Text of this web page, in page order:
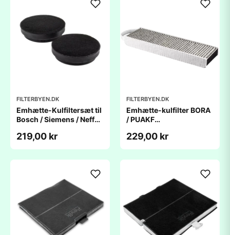
FILTERBYEN.DK
Emhætte-Kulfiltersæt til
Bosch / Siemens / NeffÂ
219,00 kr
FILTERBYEN.DK
Emhætte-kulfilter BORA
/ PUAKF
kompatibelt
229,00 kr